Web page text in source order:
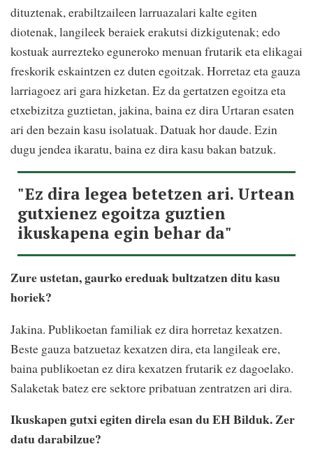
dituztenak, erabiltzaileen larruazalari kalte egiten
diotenak, langileek beraiek erakutsi dizkigutenak; edo
kostuak aurrezteko eguneroko menuan frutarik eta elikagai
freskorik eskaintzen ez duten egoitzak. Horretaz eta gauza
larriagoez ari gara hizketan. Ez da gertatzen egoitza eta
etxebizitza guztietan, jakina, baina ez dira Urtaran esaten
ari den bezain kasu isolatuak. Datuak hor daude. Ezin
dugu jendea ikaratu, baina ez dira kasu bakan batzuk.
"Ez dira legea betetzen ari. Urtean
gutxienez egoitza guztien
ikuskapena egin behar da"
Zure ustetan, gaurko ereduak bultzatzen ditu kasu
horiek?
Jakina. Publikoetan familiak ez dira horretaz kexatzen.
Beste gauza batzuetaz kexatzen dira, eta langileak ere,
baina publikoetan ez dira kexatzen frutarik ez dagoelako.
Salaketak batez ere sektore pribatuan zentratzen ari dira.
Ikuskapen gutxi egiten direla esan du EH Bilduk. Zer
datu darabilzue?